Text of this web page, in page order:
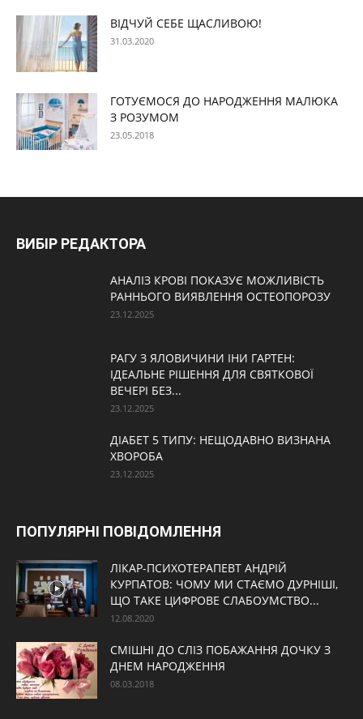
ВІДЧУЙ СЕБЕ ЩАСЛИВОЮ!
31.03.2020
ГОТУЄМОСЯ ДО НАРОДЖЕННЯ МАЛЮКА
З РОЗУМОМ
23.05.2018
ВИБІР РЕДАКТОРА
АНАЛІЗ КРОВІ ПОКАЗУЄ МОЖЛИВІСТЬ
РАННЬОГО ВИЯВЛЕННЯ ОСТЕОПОРОЗУ
23.12.2025
РАГУ З ЯЛОВИЧИНИ ІНИ ГАРТЕН:
ІДЕАЛЬНЕ РІШЕННЯ ДЛЯ СВЯТКОВОЇ
ВЕЧЕРІ БЕЗ...
23.12.2025
ДІАБЕТ 5 ТИПУ: НЕЩОДАВНО ВИЗНАНА
ХВОРОБА
23.12.2025
ПОПУЛЯРНІ ПОВІДОМЛЕННЯ
ЛІКАР-ПСИХОТЕРАПЕВТ АНДРІЙ
КУРПАТОВ: ЧОМУ МИ СТАЄМО ДУРНІШІ,
ЩО ТАКЕ ЦИФРОВЕ СЛАБОУМСТВО...
12.08.2020
СМІШНІ ДО СЛІЗ ПОБАЖАННЯ ДОЧКУ З
ДНЕМ НАРОДЖЕННЯ
08.03.2018